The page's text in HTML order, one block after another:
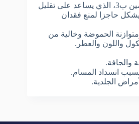
يحتوي على مركب فيتامين ب3، الذي يساعد على تقليل
يشكل حاجزا لمنع فقدان
الحموضة وخالية من
واللون والعطر.
والجافة.
انسداد المسام.
الجلدية.